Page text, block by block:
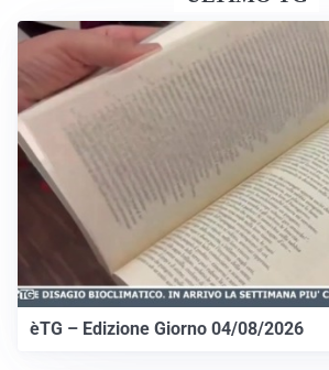
èTG – Edizione Giorno 04/08/2026